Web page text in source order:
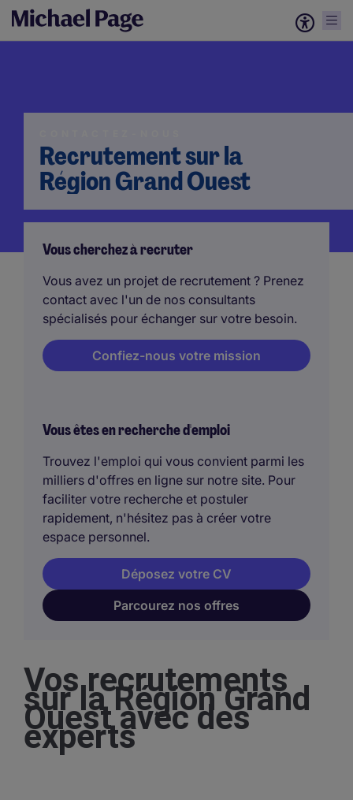
Recrutement sur la
Région Grand Ouest
Vous cherchez à recruter
Vous avez un projet de recrutement ? Prenez
contact avec l'un de nos consultants
spécialisés pour échanger sur votre besoin.
Confiez-nous votre mission
Vous êtes en recherche d'emploi
Trouvez l'emploi qui vous convient parmi les
milliers d'offres en ligne sur notre site. Pour
faciliter votre recherche et postuler
rapidement, n'hésitez pas à créer votre
espace personnel.
Parcourez nos offres
Déposez votre CV
Vos recrutements
sur la Région Grand
Ouest avec des
experts